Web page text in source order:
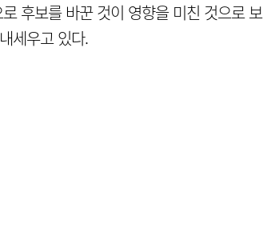
후보를 바꾼 것이 영향을 미친 것으로 보
세우고 있다.